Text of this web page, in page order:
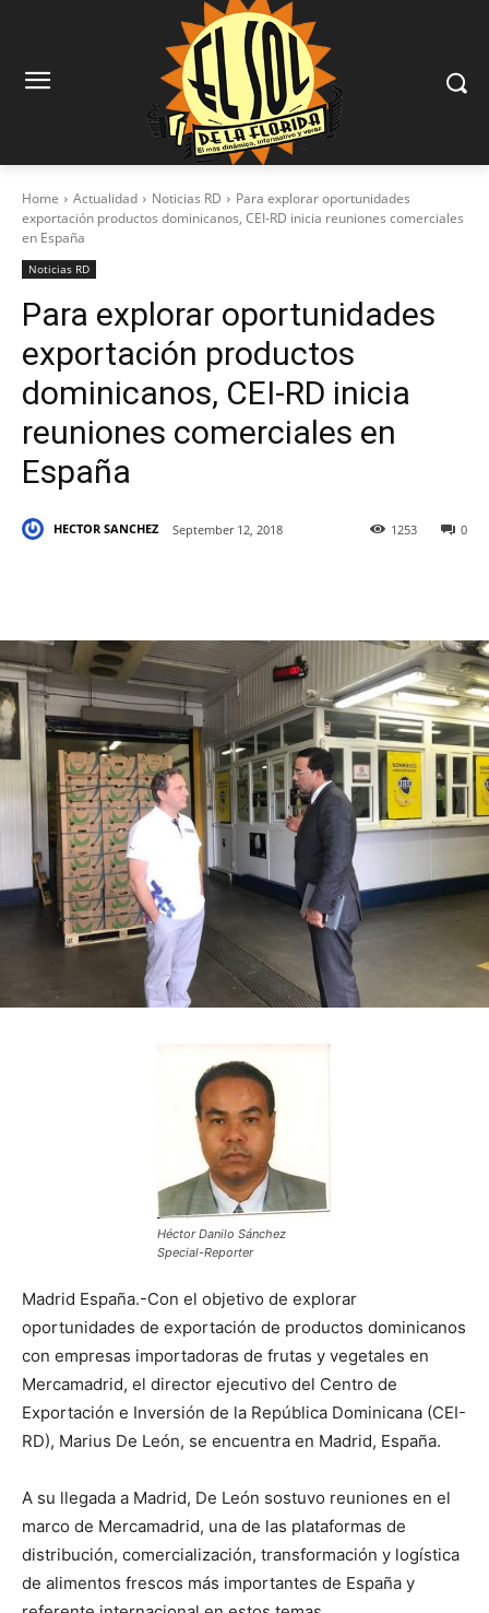
Home Actualidad Noticias RD
Para explorar oportunidades
exportación productos dominicanos, CEI-RD inicia reuniones comerciales
en España
Noticias RD
Para explorar oportunidades
exportación productos
dominicanos, CEI-RD inicia
reuniones comerciales en
España
HECTOR SANCHEZ September 12, 2018 0
1253
Héctor Danilo Sánchez
Special-Reporter
Madrid España.-Con el objetivo de explorar
oportunidades de exportación de productos dominicanos
con empresas importadoras de frutas y vegetales en
Mercamadrid, el director ejecutivo del Centro de
Exportación e Inversión de la República Dominicana (CEI-
RD), Marius De León, se encuentra en Madrid, España.
A su llegada a Madrid, De León sostuvo reuniones en el
marco de Mercamadrid, una de las plataformas de
distribución, comercialización, transformación y logística
de alimentos frescos más importantes de España y